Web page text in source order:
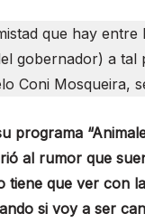
que hay
gobernador) a tal
Coni Mosqueira,
programa
al rumor que
tiene que ver con
si voy a ser